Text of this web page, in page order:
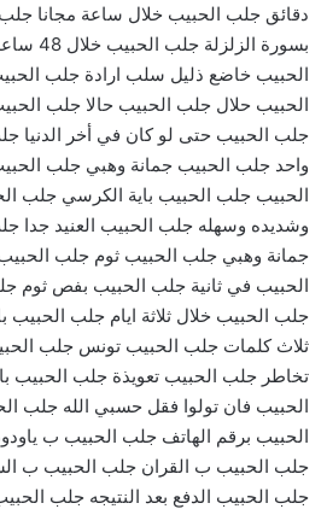
دقائق جلب الحبيب خلال ساعة مجانا
بسورة
الحبيب خاضع ذليل سلب ارادة جلب
الحبيب حلال جلب الحبيب حالا جلب
جلب الحبيب حتى لو كان في أخر
واحد جلب الحبيب جمانة وهبي جلب
الحبيب جلب الحبيب باية الكرسي جلب
وشديده وسهله جلب الحبيب العنيد جدا
جمانة وهبي جلب الحبيب ثوم جلب
الحبيب في ثانية جلب الحبيب بفص ثوم
جلب الحبيب خلال ثلاثة ايام جلب
ثلاث كلمات جلب الحبيب تونس جلب
تخاطر جلب الحبيب تعويذة جلب الحبيب
الحبيب فان تولوا فقل حسبي الله جلب
الحبيب برقم الهاتف جلب الحبيب ب
جلب الحبيب ب القران جلب الحبيب ب
جلب الحبيب الدفع بعد النتيجه جلب